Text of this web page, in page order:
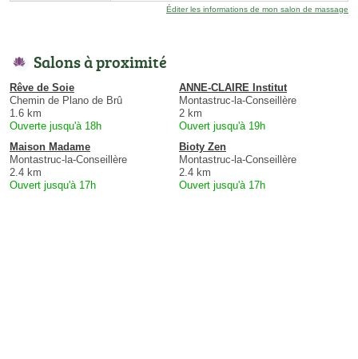
Éditer les informations de mon salon de massage
Salons à proximité
Rêve de Soie
Chemin de Plano de Brû
1.6 km
Ouverte jusqu'à 18h
ANNE-CLAIRE Institut
Montastruc-la-Conseillère
2 km
Ouvert jusqu'à 19h
Maison Madame
Montastruc-la-Conseillère
2.4 km
Ouvert jusqu'à 17h
Bioty Zen
Montastruc-la-Conseillère
2.4 km
Ouvert jusqu'à 17h